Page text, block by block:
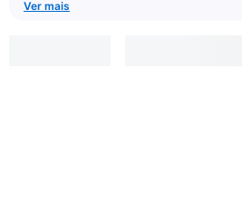
Ver mais